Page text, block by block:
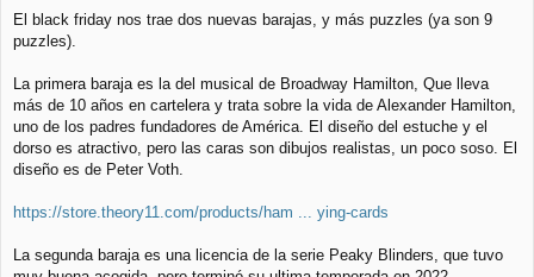
n
s
j
e
El black friday nos trae dos nuevas barajas, y más puzzles (ya son 9
puzzles).
La primera baraja es la del musical de Broadway Hamilton, Que lleva
más de 10 años en cartelera y trata sobre la vida de Alexander Hamilton,
uno de los padres fundadores de América. El diseño del estuche y el
dorso es atractivo, pero las caras son dibujos realistas, un poco soso. El
diseño es de Peter Voth.
https://store.theory11.com/products/ham ... ying-cards
La segunda baraja es una licencia de la serie Peaky Blinders, que tuvo